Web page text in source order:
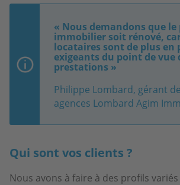
« Nous demandons que le
immobilier soit rénové,
locataires sont de plus en
exigeants du point de vue
prestations »
Philippe Lombard, gérant
agences Lombard Agim
Qui sont vos clients ?
Nous avons à faire à des profils